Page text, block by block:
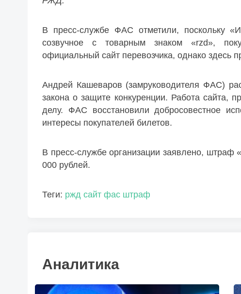
В пресс-службе ФАС отметили, поскольку
созвучное с товарным знаком «rzd»,
официальный сайт перевозчика, однако здесь
Андрей Кашеваров (замруководителя ФАС)
закона о защите конкуренции. Работа
делу. ФАС восстановили добросовестное
интересы покупателей билетов.
В пресс-службе организации заявлено, штраф
000 рублей.
Теги: ржд сайт фас штраф
Аналитика